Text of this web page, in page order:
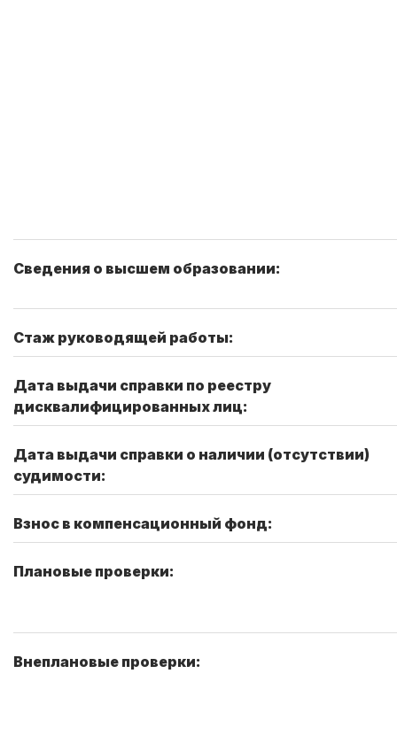
Сведения о высшем образовании:
Стаж руководящей работы:
Дата выдачи справки по реестру
дисквалифицированных лиц:
Дата выдачи справки о наличии (отсутствии)
судимости:
Взнос в компенсационный фонд:
Плановые проверки:
Внеплановые проверки: